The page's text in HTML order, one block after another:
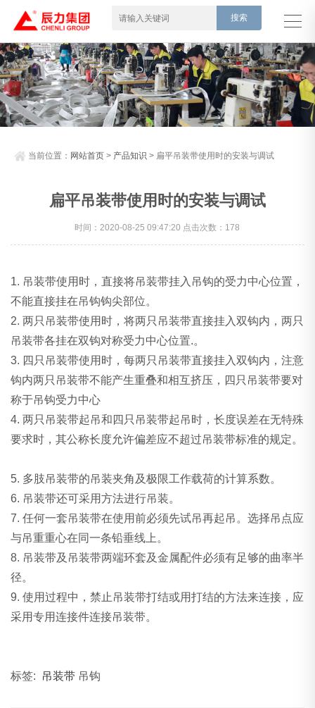
当前位置： 网站首页 > 产品知识 > 扁平吊装带使用时的安装与调试
扁平吊装带使用时的安装与调试
时间：2020-08-25 09:47:20 点击次数：178
1. 吊装带使用时，直接将吊装带挂入吊钩的受力中心位置，
不能直接挂在吊钩钩尖部位。
2. 两只吊装带使用时，将两只吊装带直接挂入双钩内，两只
吊装带各挂在双钩对称受力中心位置.。
3. 四只吊装带使用时，每两只吊装带直接挂入双钩内，注意
钩内两只吊装带不能产生重叠和相互挤压，四只吊装带要对
称于吊钩受力中心
4. 两只吊装带起吊和四只吊装带起吊时，长度误差在无特殊
要求时，其公称长度允许偏差应不超过吊装带标准的规定。
5. 多肢吊装带的吊装夹角及极限工作载荷的计算系数。
6. 吊装带还可采用方法进行吊装。
7. 任何一套吊装带在使用前必须先试吊再起吊。选择吊点应
与吊重重心在同一条铅垂线上。
8. 吊装带及吊装带两端环套及金属配件必须有足够的曲率半
径。
9. 使用过程中，禁止吊装带打结或用打结的方法来连接，应
采用专用连接件连接吊装带。
标签: 吊装带 吊钩